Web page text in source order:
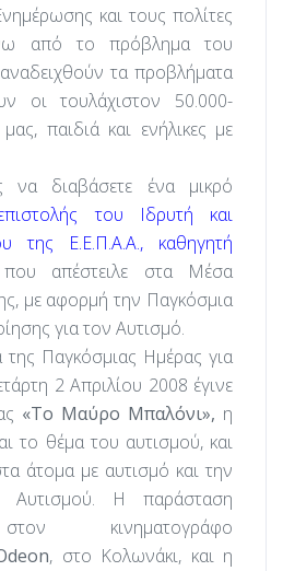
και τους πολίτες
από το πρόβλημα του
τα προβλήματα
οι τουλάχιστον 50.000-
παιδιά και ενήλικες με
να διαβάσετε ένα μικρό
του Ιδρυτή και
της Ε.Ε.Π.Α.Α., καθηγητή
απέστειλε στα Μέσα
με αφορμή την Παγκόσμια
για τον Αυτισμό.
της Παγκόσμιας Ημέρας για
2 Απριλίου 2008 έγινε
«Το Μαύρο Μπαλόνι», η
το θέμα του αυτισμού, και
άτομα με αυτισμό και την
Αυτισμού. Η παράσταση
κινηματογράφο
, στο Κολωνάκι, και η